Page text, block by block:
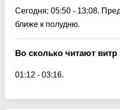
Сегодня: 05:50 - 13:08.
ближе к полудню.
Во сколько читают
01:12 - 03:16.